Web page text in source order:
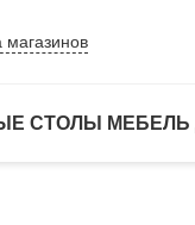
магазинов
СТОЛЫ МЕБЕЛЬ